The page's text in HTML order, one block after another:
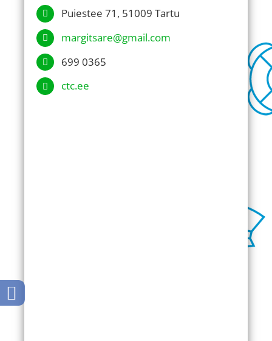
Puiestee 71, 51009 Tartu
margitsare@gmail.com
699 0365
ctc.ee